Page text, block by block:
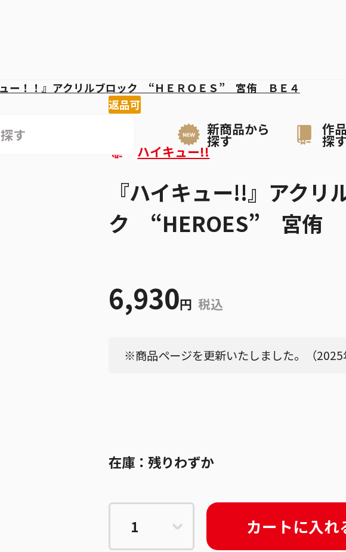
新商品から
探す
作
探す
ュー！！』アクリルブロック “ＨＥＲＯＥＳ” 宮侑 ＢＥ４
返品可
ハイキュー!!
『ハイキュー!!』アクリ
ク “HEROES” 宮侑
6,930円 税込
※商品ページを更新いたしました。（2025
在庫：残りわずか
カートに入れ